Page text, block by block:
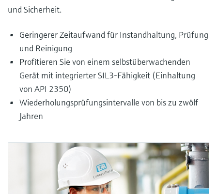
und Sicherheit.
Geringerer Zeitaufwand für Instandhaltung, Prüfung
und Reinigung
Profitieren Sie von einem selbstüberwachenden
Gerät mit integrierter SIL3-Fähigkeit (Einhaltung
von API 2350)
Wiederholungsprüfungsintervalle von bis zu zwölf
Jahren